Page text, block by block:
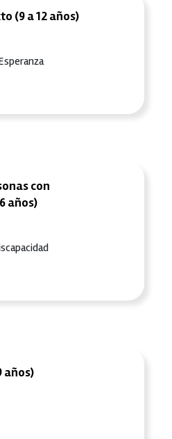
(9 a 12 años)
con
años)
años)